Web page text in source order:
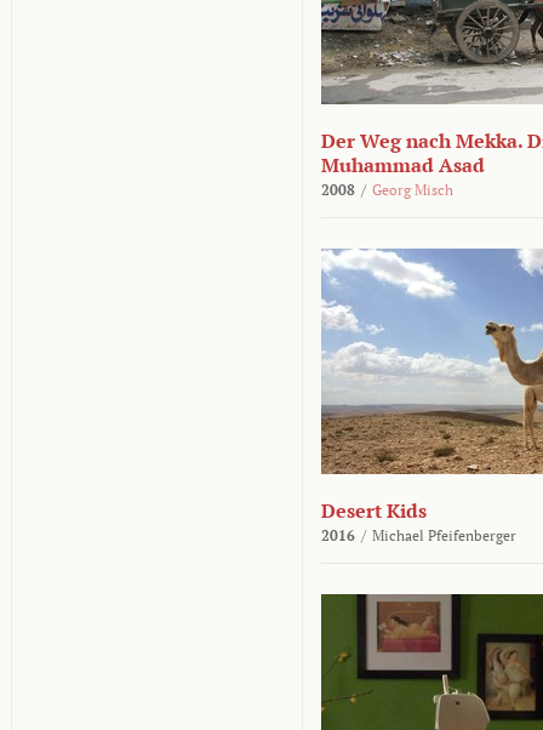
Der Weg nach Mekka.
Muhammad Asad
2008 / Georg Misch
Desert Kids
2016 / Michael Pfeifenberger